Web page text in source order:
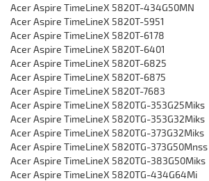
Acer Aspire TimeLineX 5820T-434G50MN
Acer Aspire TimeLineX 5820T-5951
Acer Aspire TimeLineX 5820T-6178
Acer Aspire TimeLineX 5820T-6401
Acer Aspire TimeLineX 5820T-6825
Acer Aspire TimeLineX 5820T-6875
Acer Aspire TimeLineX 5820T-7683
Acer Aspire TimeLineX 5820TG-353G25Miks
Acer Aspire TimeLineX 5820TG-353G32Miks
Acer Aspire TimeLineX 5820TG-373G32Miks
Acer Aspire TimeLineX 5820TG-373G50Mnss
Acer Aspire TimeLineX 5820TG-383G50Miks
Acer Aspire TimeLineX 5820TG-434G64Mi